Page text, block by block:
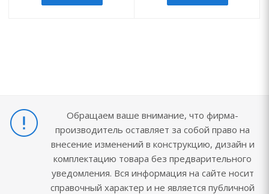
Обращаем ваше внимание, что фирма-
производитель оставляет за собой право на
внесение изменений в конструкцию, дизайн и
комплектацию товара без предварительного
уведомления. Вся информация на сайте носит
справочный характер и не является публичной